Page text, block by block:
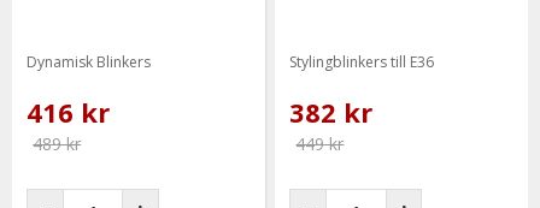
Dynamisk Blinkers
416 kr
489 kr
Stylingblinkers till E36
382 kr
449 kr